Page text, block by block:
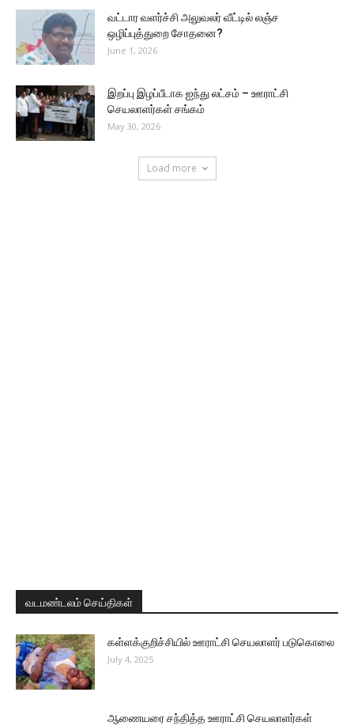
வட்டார வளர்ச்சி அலுவலர் வீட்டில் லஞ்ச
ஒழிப்புத்துறை சோதனை?
June 1, 2026
இறப்பு இழப்பீடாக ஐந்து லட்சம் – ஊராட்சி
செயலாளர்கள் சங்கம்
May 30, 2026
Load more
வடமண்டலம் செய்திகள்
கள்ளக்குறிச்சியில் ஊராட்சி செயலாளர் படுகொலை
July 4, 2025
ஆணையரை சந்தித்த ஊராட்சி செயலாளர்கள்